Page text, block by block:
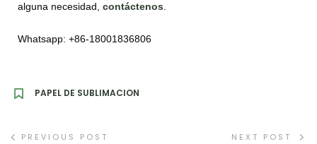
alguna necesidad, contáctenos
Whatsapp: +86-18001836806
PAPEL DE SUBLIMACION
PREVIOUS POST NEXT POST